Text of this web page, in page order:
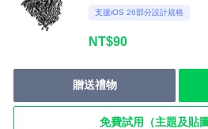
支援iOS 26部分設計規格
NT$90
贈送禮物
免費試用（主題及貼